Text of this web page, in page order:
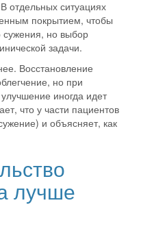
отдельных ситуациях
покрытием, чтобы
сужения, но выбор
задачи.
Восстановление
но при
иногда идет
что у части пациентов
и объясняет, как
лучше